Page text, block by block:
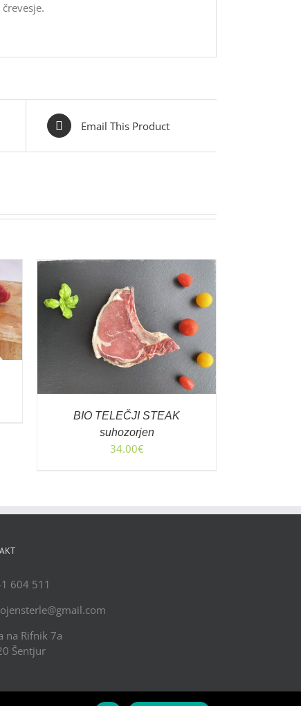
Email This Product
/
BIO TELEČJI STEAK
suhozorjen
34.00€
604 511
na Rifnik 7a
Šentjur